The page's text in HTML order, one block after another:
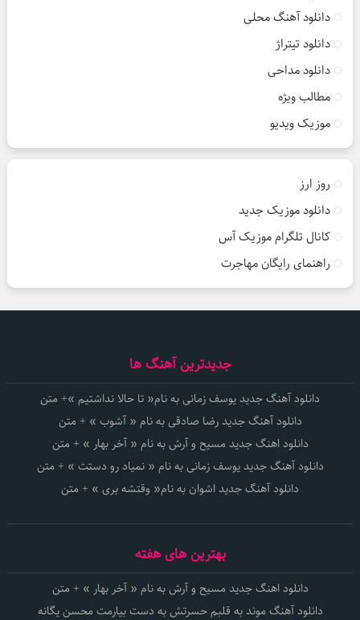
دانلود آهنگ محلی
دانلود تیتراژ
دانلود مداحی
مطالب ویژه
موزیک ویدیو
روز ارز
دانلود موزیک جدید
کانال تلگرام موزیک آس
راهنمای رایگان مهاجرت
جدیدترین آهنگ ها
دانلود آهنگ جدید یوسف زمانی به نام« تا حالا نداشتیم »+ متن
دانلود آهنگ جدید رضا صادقی به نام « آشوب » + متن
دانلود اهنگ جدید مسیح و آرش به نام « آخر بهار » + متن
دانلود آهنگ جدید یوسف زمانی به نام « نمیاد رو دستت » + متن
دانلود آهنگ جدید اشوان به نام« وقتشه بری » + متن
بهترین های هفته
دانلود اهنگ جدید مسیح و آرش به نام « آخر بهار » + متن
دانلود آهنگ موند به قلبم حسرتش به دست بیارمت محسن یگانه